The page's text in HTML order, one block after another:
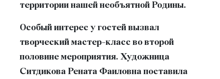
территории нашей необъятной Родины.
Особый интерес у гостей вызвал
творческий мастер-класс во второй
половине мероприятия. Художница
Ситдикова Рената Фаиловна поставила